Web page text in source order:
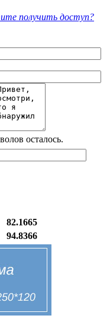
получить доступ?
осталось.
82.1665
94.8366